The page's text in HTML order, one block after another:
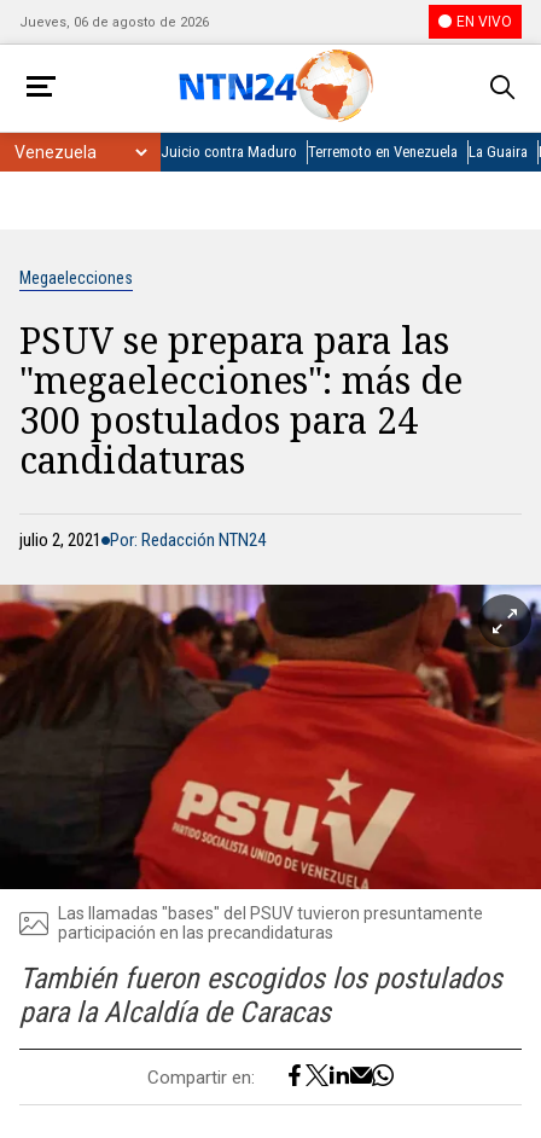
Jueves, 06 de agosto de 2026 EN VIVO
Juicio contra Maduro Terremoto en Venezuela La Guaira
Megaelecciones
PSUV se prepara para las
"megaelecciones": más de
300 postulados para 24
candidaturas
julio 2, 2021 Por: Redacción NTN24
Las llamadas "bases" del PSUV tuvieron presuntamente
participación en las precandidaturas
También fueron escogidos los postulados
para la Alcaldía de Caracas
Compartir en: